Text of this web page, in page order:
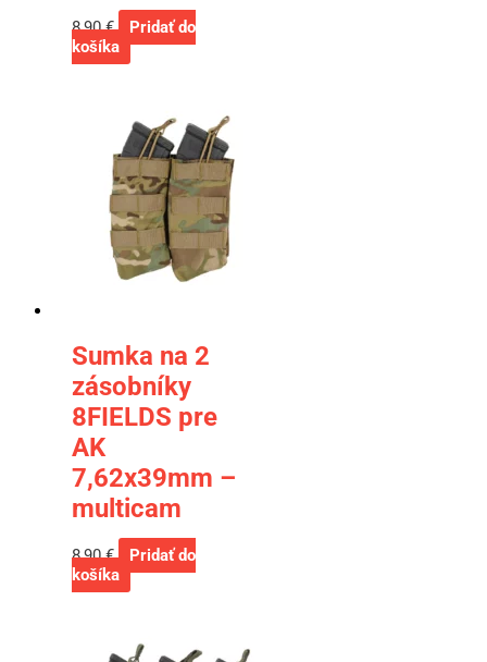
8,90€
Pridať do
košíka
Sumka na 2
zásobníky
8FIELDS pre
AK
7,62x39mm –
multicam
8,90€
Pridať do
košíka